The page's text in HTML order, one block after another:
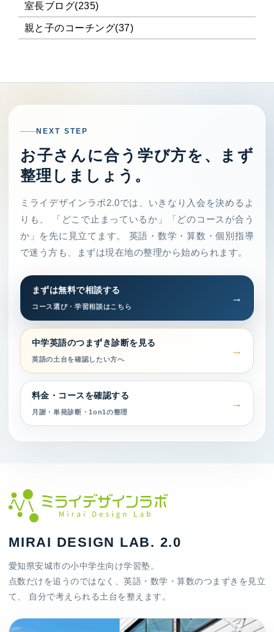
室長ブログ(235)
親と子のコーチング(37)
NEXT STEP
お子さんに合う学び方を、まず
整理しましょう。
ミライデザインラボ2.0では、いきなり入会を決めるよ
りも、 「どこで止まっているか」「どのコースが合う
か」を先に見立てます。 英語・数学・算数・個別指導
で迷う方も、まずは現在地の整理から始められます。
まずは無料で相談する
コース選び・学習相談はこちら
中学英語のつまずき診断を見る
英語の土台を確認したい方へ
料金・コースを確認する
月謝・単発診断・1on1の整理
MIRAI DESIGN LAB. 2.0
愛知県安城市の小中学生向け学習塾。
点数だけを追うのではなく、英語・数学・算数のつまずきを見立
て、 自分で考えられる土台を整えます。